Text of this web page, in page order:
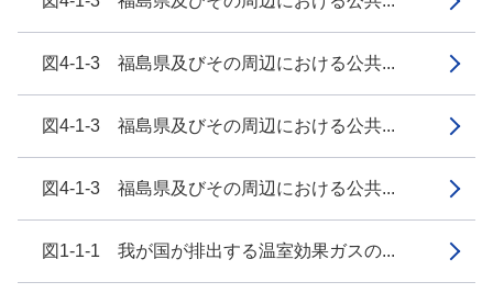
図4-1-3 福島県及びその周辺における公共...
図4-1-3 福島県及びその周辺における公共...
図4-1-3 福島県及びその周辺における公共...
図1-1-1 我が国が排出する温室効果ガスの...